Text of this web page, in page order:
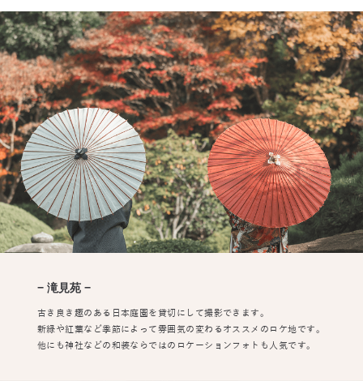
− 滝見苑 −
古き良き趣のある日本庭園を貸切にして撮影できます。
新緑や紅葉など季節によって雰囲気の変わるオススメのロケ地です。
他にも神社などの和装ならではのロケーションフォトも人気です。